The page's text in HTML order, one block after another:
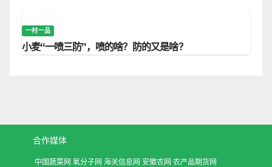
一村一品
小麦“一喷三防”，喷的啥？防的又是啥？
合作媒体
中国蔬菜网 氧分子网 海关信息网 安徽农网 农产品期货网